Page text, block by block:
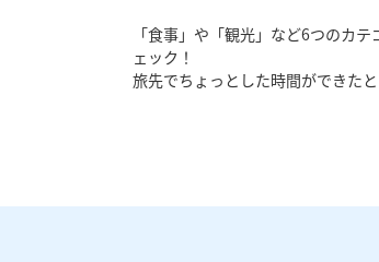
「食事」や「観光」など6つのカ
ェック！
旅先でちょっとした時間ができた